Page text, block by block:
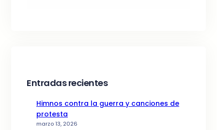
Entradas recientes
Himnos contra la guerra y canciones de
protesta
marzo 13, 2026